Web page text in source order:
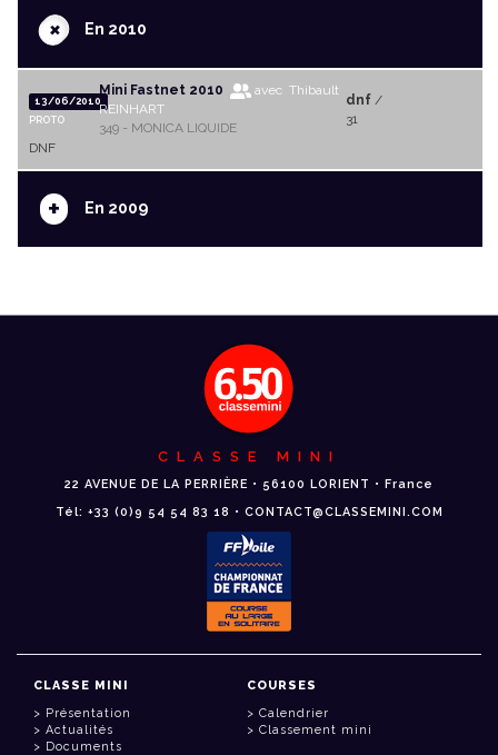
+En 2010
13/06/2010
PROTO
Mini Fastnet 2010
avec Thibault
REINHART
349 - MONICA LIQUIDE
dnf/
31
DNF
+ En 2009
CLASSE MINI
22 AVENUE DE LA PERRIÈRE • 56100 LORIENT • France
Tél: +33 (0)9 54 54 83 18 • CONTACT@CLASSEMINI.COM
CLASSE MINI
Présentation
Actualités
Documents
COURSES
Calendrier
Classement mini